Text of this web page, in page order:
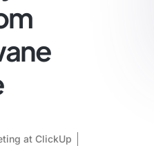
at ClickUp